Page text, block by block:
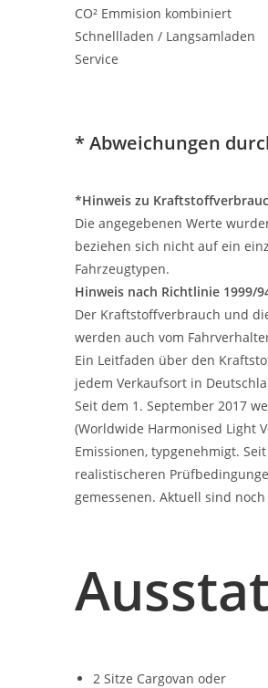
CO² Emmision kombiniert
Schnellladen / Langsamladen
Service
* Abweichungen
*Hinweis zu
Die angegebenen Werte
beziehen sich nicht auf ein
Fahrzeugtypen.
Hinweis nach Richtlinie 1999/
Der Kraftstoffverbrauch und
werden auch vom
Ein Leitfaden über den
jedem Verkaufsort in
Seit dem 1. September 2017
(Worldwide Harmonised Light
Emissionen, typgenehmigt.
realistischeren
gemessenen. Aktuell sind
2 Sitze Cargovan oder